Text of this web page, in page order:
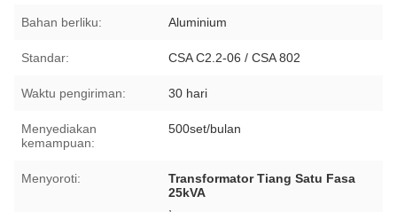
Bahan berliku: Aluminium
Standar: CSA C2.2-06 / CSA 802
Waktu pengiriman: 30 hari
Menyediakan
kemampuan:
500set/bulan
Menyoroti:
Transformator Tiang Satu Fasa
25kVA